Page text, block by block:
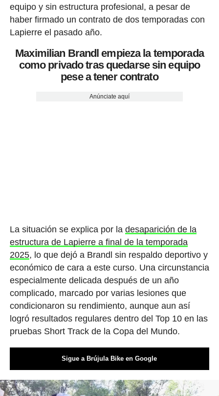
equipo y sin estructura profesional, a pesar de
haber firmado un contrato de dos temporadas con
Lapierre el pasado año.
Maximilian Brandl empieza la temporada
como privado tras quedarse sin equipo
pese a tener contrato
Anúnciate aquí
La situación se explica por la desaparición de la
estructura de Lapierre a final de la temporada
2025, lo que dejó a Brandl sin respaldo deportivo y
económico de cara a este curso. Una circunstancia
especialmente delicada después de un año
complicado, marcado por varias lesiones que
condicionaron su rendimiento, aunque aun así
logró resultados regulares dentro del Top 10 en las
pruebas Short Track de la Copa del Mundo.
Sigue a Brújula Bike en Google